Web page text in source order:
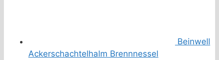
Beinwell
Ackerschachtelhalm Brennnessel